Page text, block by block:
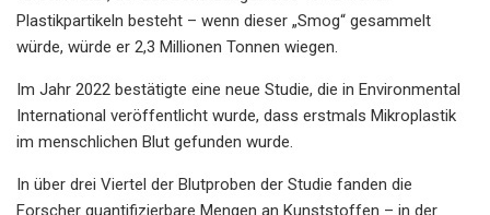
Plastikpartikeln besteht – wenn dieser „Smog“ gesammelt
würde, würde er 2,3 Millionen Tonnen wiegen.
Im Jahr 2022 bestätigte eine neue Studie, die in Environmental
International veröffentlicht wurde, dass erstmals Mikroplastik
im menschlichen Blut gefunden wurde.
In über drei Viertel der Blutproben der Studie fanden die
Forscher quantifizierbare Mengen an Kunststoffen – in der